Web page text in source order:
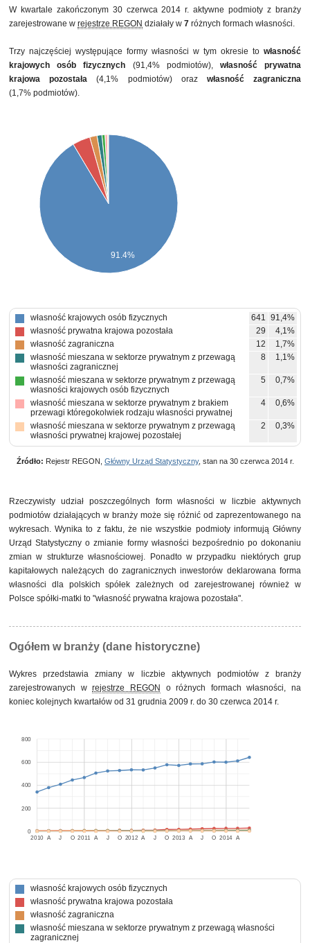
W kwartale zakończonym 30 czerwca 2014 r. aktywne podmioty z branży
zarejestrowane w rejestrze REGON działały w 7 różnych formach własności.
Trzy najczęściej występujące formy własności w tym okresie to własność
krajowych osób fizycznych (91,4% podmiotów), własność prywatna
krajowa pozostała (4,1% podmiotów) oraz własność zagraniczna
(1,7% podmiotów).
91.4%
własność krajowych osób fizycznych 641 91,4%
własność prywatna krajowa pozostała
29
4,1%
własność zagraniczna
12
1,7%
własność mieszana w sektorze prywatnym z przewagą
własności zagranicznej
8 1,1%
własność mieszana w sektorze prywatnym z przewagą
własności krajowych osób fizycznych
5 0,7%
własność mieszana w sektorze prywatnym z brakiem
przewagi któregokolwiek rodzaju własności prywatnej
4 0,6%
własność mieszana w sektorze prywatnym z przewagą
własności prywatnej krajowej pozostałej
2 0,3%
Źródło: Rejestr REGON, Główny Urząd Statystyczny, stan na 30 czerwca 2014 r.
Rzeczywisty udział poszczególnych form własności w liczbie aktywnych
podmiotów działających w branży może się różnić od zaprezentowanego na
wykresach. Wynika to z faktu, że nie wszystkie podmioty informują Główny
Urząd Statystyczny o zmianie formy własności bezpośrednio po dokonaniu
zmian w strukturze własnościowej. Ponadto w przypadku niektórych grup
kapitałowych należących do zagranicznych inwestorów deklarowana forma
własności dla polskich spółek zależnych od zarejestrowanej również w
Polsce spółki-matki to "własność prywatna krajowa pozostała".
Ogółem w branży (dane historyczne)
Wykres przedstawia zmiany w liczbie aktywnych podmiotów z branży
zarejestrowanych wrejestrze REGON
o różnych formach własności, na
koniec kolejnych kwartałów od 31 grudnia 2009 r. do 30 czerwca 2014 r.
2010 2011 2012 2013 2014
A J O A J O A J O A J O A
0
200
400
600
800
własność krajowych osób fizycznych
własność prywatna krajowa pozostała
własność zagraniczna
własność mieszana w sektorze prywatnym z przewagą własności
zagranicznej